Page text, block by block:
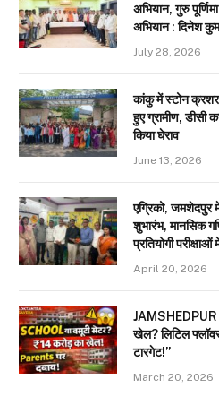
अभियान, गुरु
अभियान : दिनेश
July 28, 2026
कांकु में स्टोन
हुए ग्रामीण, डीसी
किया घेराव
June 13, 2026
एग्रिको,
शुभारंभ, मानसिक
प्रतियोगी परीक्षाओं
April 20, 2026
JAMSHEDPUR :
खेल? लिटिल
टारगेट!”
March 20, 2026